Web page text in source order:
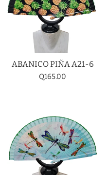
ABANICO PIÑA A21-6
Precio
Q165.00